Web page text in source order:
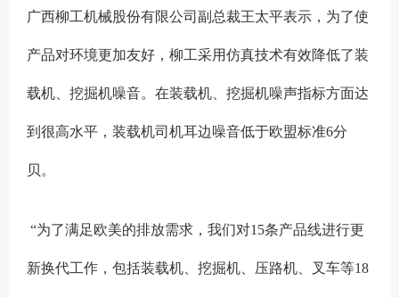
广西柳工机械股份有限公司副总裁王太平表示，为了使
产品对环境更加友好，柳工采用仿真技术有效降低了装
载机、挖掘机噪音。在装载机、挖掘机噪声指标方面达
到很高水平，装载机司机耳边噪音低于欧盟标准6分
贝。
“为了满足欧美的排放需求，我们对15条产品线进行更
新换代工作，包括装载机、挖掘机、压路机、叉车等18